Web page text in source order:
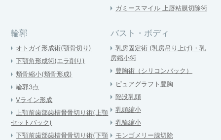
ガミースマイル 上唇粘膜切除術
輪郭
オトガイ形成術(顎骨切り)
下顎角形成術(エラ削り)
頬骨縮小(頬骨形成)
輪郭3点
Vライン形成
上顎前歯部歯槽骨骨切り術(上顎
セットバック)
下顎前歯部歯槽骨骨切り術(下顎
バスト・ボディ
乳房固定術 (乳房吊り上げ)・乳
房縮小術
豊胸術（シリコンバック）
ピュアグラフト豊胸
陥没乳頭
乳頭縮小
乳輪縮小
モンゴメリー腺切除